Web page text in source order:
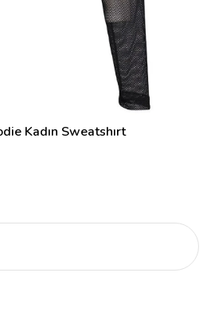
Kadın Sweatshırt